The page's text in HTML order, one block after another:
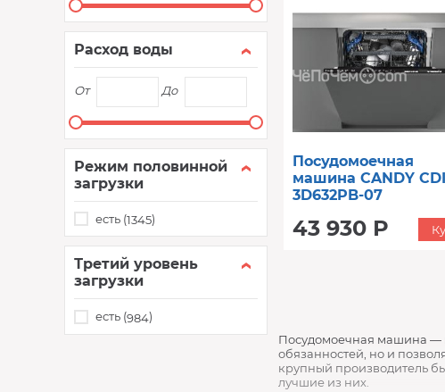
Расход воды
От До
Режим половинной
загрузки
есть (1345)
Третий уровень
загрузки
есть (984)
Посудомоечная
машина CANDY
3D632PB-07
43 930 Р
Посудомоечная машина —
обязанностей, но и
крупный производитель
лучшие из них.